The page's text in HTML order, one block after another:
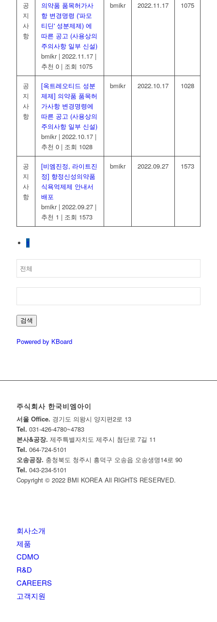
공
지
사
항
의약품 품목허가사
항 변경명령 ('파모
티딘' 성분제제) 에
따른 공고 (사용상의
주의사항 일부 신설)
bmikr | 2022.11.17 |
추천 0 | 조회 1075
bmikr 2022.11.17 1075
공
지
사
항
[옥트레오티드 성분
제제] 의약품 품목허
가사항 변경명령에
따른 공고 (사용상의
주의사항 일부 신설)
bmikr | 2022.10.17 |
추천 0 | 조회 1028
bmikr 2022.10.17 1028
공
지
사
항
[비엠진정, 라이트진
정] 향정신성의약품
식욕억제제 안내서
배포
bmikr | 2022.09.27 |
추천 1 | 조회 1573
bmikr 2022.09.27 1573
1
검색
Powered by KBoard
주식회사 한국비엠아이
서울 Office. 경기도 의왕시 양지편2로 13
Tel. 031-426-4780~4783
본사&공장. 제주특별자치도 제주시 첨단로 7길 11
Tel. 064-724-5101
오송공장. 충청북도 청주시 흥덕구 오송읍 오송생명14로 90
Tel. 043-234-5101
Copyright © 2022 BMI KOREA All RIGHTS RESERVED.
회사소개
제품
CDMO
R&D
CAREERS
고객지원